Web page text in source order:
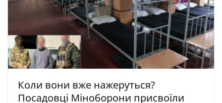
Коли вони вже нажеруться?
Посадовці Міноборони присвоїли